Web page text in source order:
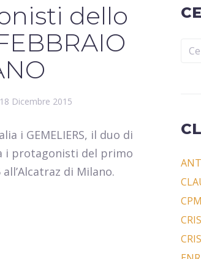
dello
18 Dicembre 2015
i GEMELIERS, il duo di
i protagonisti del primo
di Milano.